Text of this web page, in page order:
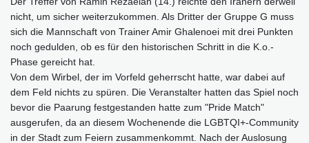
nicht, um sicher weiterzukommen. Als Dritter der Gruppe G muss
sich die Mannschaft von Trainer Amir Ghalenoei mit drei Punkten
noch gedulden, ob es für den historischen Schritt in die K.o.-
Phase gereicht hat.
Von dem Wirbel, der im Vorfeld geherrscht hatte, war dabei auf
dem Feld nichts zu spüren. Die Veranstalter hatten das Spiel noch
bevor die Paarung festgestanden hatte zum "Pride Match"
ausgerufen, da an diesem Wochenende die LGBTQI+-Community
in der Stadt zum Feiern zusammenkommt. Nach der Auslosung